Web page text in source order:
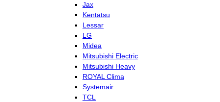
Jax
Kentatsu
Lessar
LG
Midea
Mitsubishi Electric
Mitsubishi Heavy
ROYAL Clima
Systemair
TCL